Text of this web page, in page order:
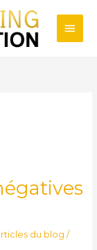
du blog /